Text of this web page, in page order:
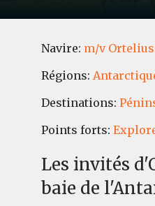
Navire: m/v Ortelius
Régions:
Destinations:
Points forts:
Les invités
baie de